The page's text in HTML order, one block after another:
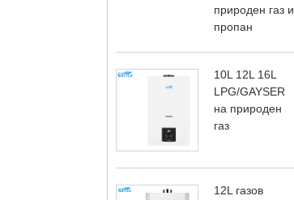
природен газ и
пропан
10L 12L 16L
LPG/GAYSER
на природен
газ
12L газов